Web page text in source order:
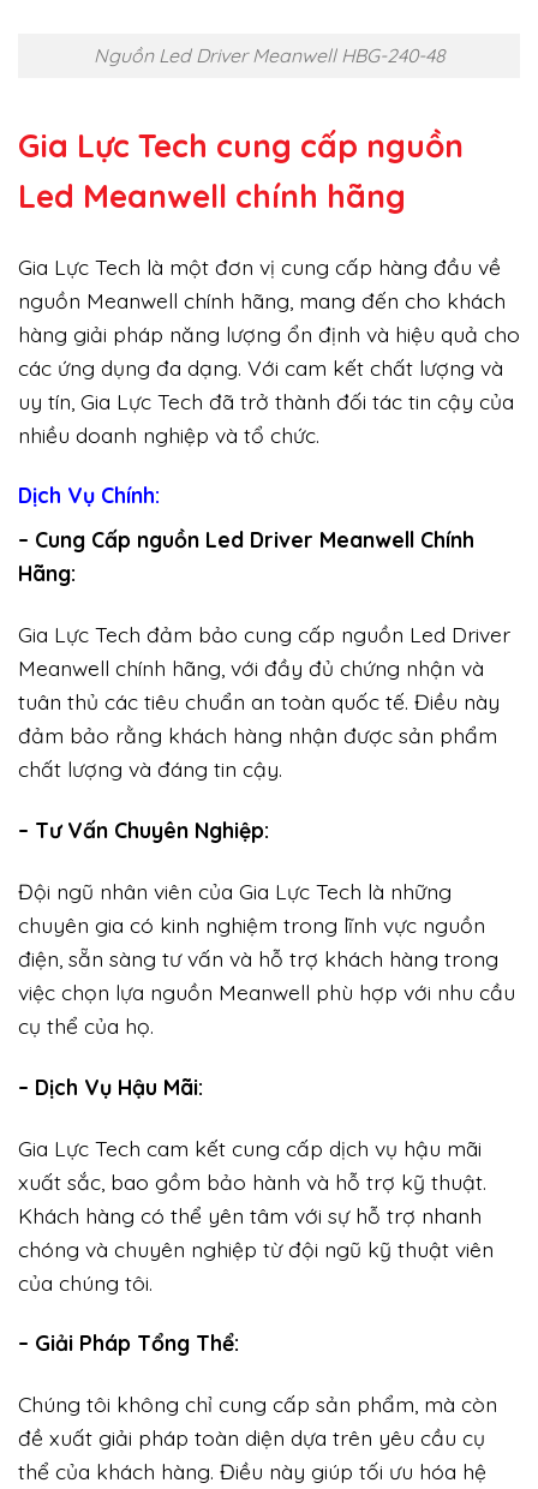
Nguồn Led Driver Meanwell HBG-240-48
Gia Lực Tech cung cấp nguồn
Led Meanwell chính hãng
Gia Lực Tech là một đơn vị cung cấp hàng đầu về
nguồn Meanwell chính hãng, mang đến cho khách
hàng giải pháp năng lượng ổn định và hiệu quả cho
các ứng dụng đa dạng. Với cam kết chất lượng và
uy tín, Gia Lực Tech đã trở thành đối tác tin cậy của
nhiều doanh nghiệp và tổ chức.
Dịch Vụ Chính:
– Cung Cấp nguồn Led Driver Meanwell Chính
Hãng:
Gia Lực Tech đảm bảo cung cấp nguồn Led Driver
Meanwell chính hãng, với đầy đủ chứng nhận và
tuân thủ các tiêu chuẩn an toàn quốc tế. Điều này
đảm bảo rằng khách hàng nhận được sản phẩm
chất lượng và đáng tin cậy.
– Tư Vấn Chuyên Nghiệp:
Đội ngũ nhân viên của Gia Lực Tech là những
chuyên gia có kinh nghiệm trong lĩnh vực nguồn
điện, sẵn sàng tư vấn và hỗ trợ khách hàng trong
việc chọn lựa nguồn Meanwell phù hợp với nhu cầu
cụ thể của họ.
– Dịch Vụ Hậu Mãi:
Gia Lực Tech cam kết cung cấp dịch vụ hậu mãi
xuất sắc, bao gồm bảo hành và hỗ trợ kỹ thuật.
Khách hàng có thể yên tâm với sự hỗ trợ nhanh
chóng và chuyên nghiệp từ đội ngũ kỹ thuật viên
của chúng tôi.
– Giải Pháp Tổng Thể:
Chúng tôi không chỉ cung cấp sản phẩm, mà còn
đề xuất giải pháp toàn diện dựa trên yêu cầu cụ
thể của khách hàng. Điều này giúp tối ưu hóa hệ